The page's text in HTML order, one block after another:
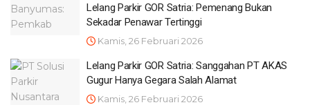
Lelang Parkir GOR Satria: Pemenang Bukan
Sekadar Penawar Tertinggi
Kamis, 26 Februari 2026
Lelang Parkir GOR Satria: Sanggahan PT AKAS
Gugur Hanya Gegara Salah Alamat
Kamis, 26 Februari 2026